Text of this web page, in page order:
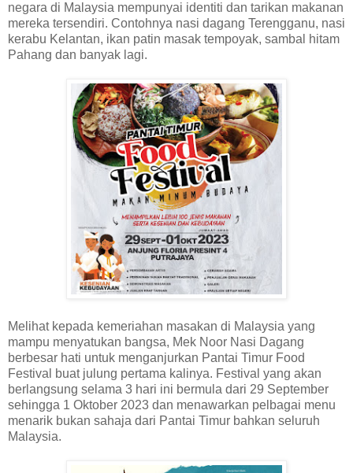
negara di Malaysia mempunyai identiti dan tarikan makanan
mereka tersendiri. Contohnya nasi dagang Terengganu, nasi
kerabu Kelantan, ikan patin masak tempoyak, sambal hitam
Pahang dan banyak lagi.
Melihat kepada kemeriahan masakan di Malaysia yang
mampu menyatukan bangsa, Mek Noor Nasi Dagang
berbesar hati untuk menganjurkan Pantai Timur Food
Festival buat julung pertama kalinya. Festival yang akan
berlangsung selama 3 hari ini bermula dari 29 September
sehingga 1 Oktober 2023 dan menawarkan pelbagai menu
menarik bukan sahaja dari Pantai Timur bahkan seluruh
Malaysia.